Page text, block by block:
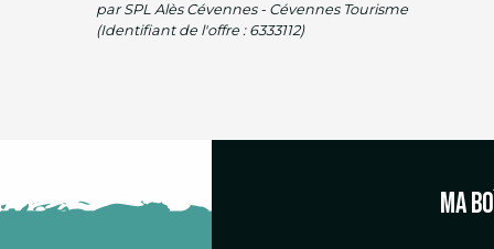
par SPL Alès Cévennes - Cévennes Tourisme
(Identifiant de l'offre : 6333112)
Ma